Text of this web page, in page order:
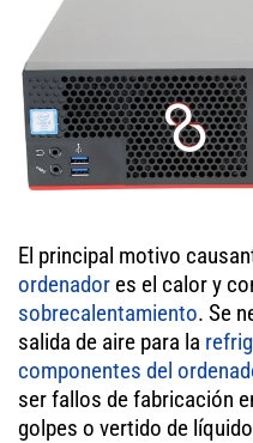
El principal motivo
ordenador es el calor y
sobrecalentamiento. Se
salida de aire para la
componentes del
ser fallos de fabricación
golpes o vertido de